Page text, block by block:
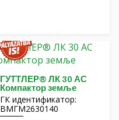
ГУТТЛЕР® ЛК 30 АС
Компактор земље
ГК идентификатор:
ВМГМ2630140